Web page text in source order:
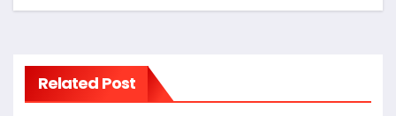
Related Post